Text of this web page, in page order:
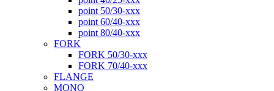
point 50/30-xxx
point 60/40-xxx
point 80/40-xxx
FORK
FORK 50/30-xxx
FORK 70/40-xxx
FLANGE
MONO